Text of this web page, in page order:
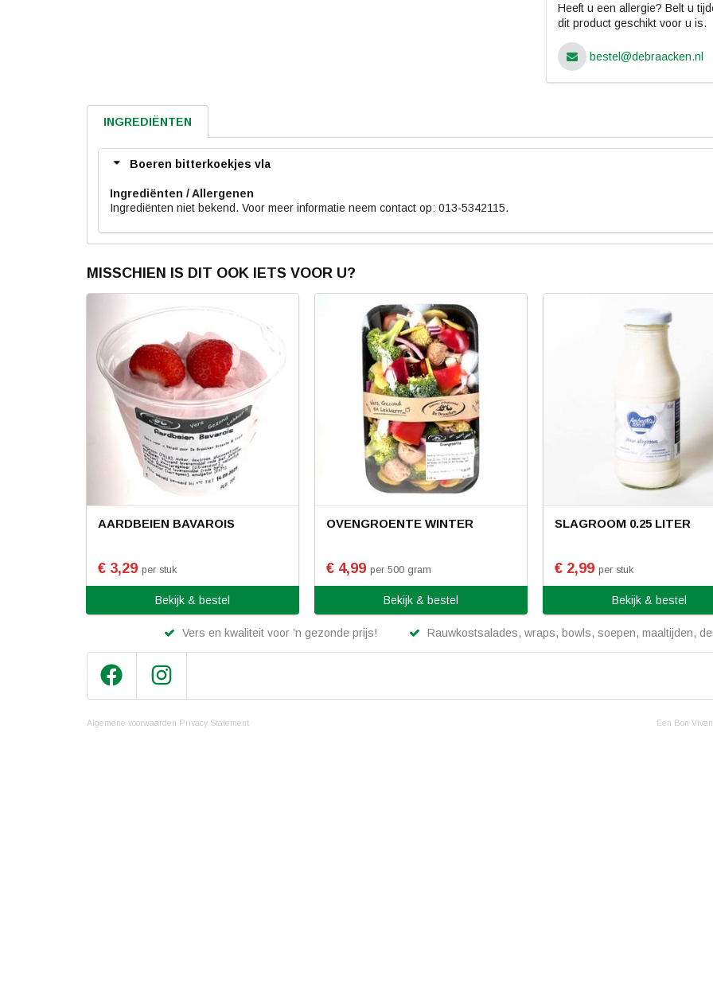
Heeft u een allergie? Belt u
dit product geschikt voor u is.
bestel@debraacken.nl
INGREDIËNTEN
Boeren bitterkoekjes vla
Ingrediënten
Ingrediënten niet bekend. Voor meer informatie neem contact op: 013-5342115.
MISSCHIEN IS DIT OOK IETS VOOR U?
AARDBEIEN BAVAROIS
€ 3,29 per stuk
Bekijk & bestel
OVENGROENTE WINTER
€ 4,99 per 500 gram
Bekijk & bestel
SLAGROOM 0.25 LITER
€ 2,99 per stuk
Bekijk & bestel
Vers en kwaliteit voor ’n gezonde prijs! Rauwkostsalades, wraps, bowls, soepen, maaltijden,
Algemene voorwaarden Privacy Statement Een Bon